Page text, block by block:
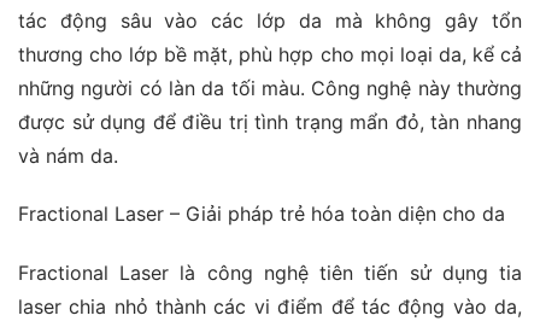
tác động sâu vào các lớp da mà không gây tổn
thương cho lớp bề mặt, phù hợp cho mọi loại da, kể cả
những người có làn da tối màu. Công nghệ này thường
được sử dụng để điều trị tình trạng mẩn đỏ, tàn nhang
và nám da​.
Fractional Laser – Giải pháp trẻ hóa toàn diện cho da
Fractional Laser là công nghệ tiên tiến sử dụng tia
laser chia nhỏ thành các vi điểm để tác động vào da,